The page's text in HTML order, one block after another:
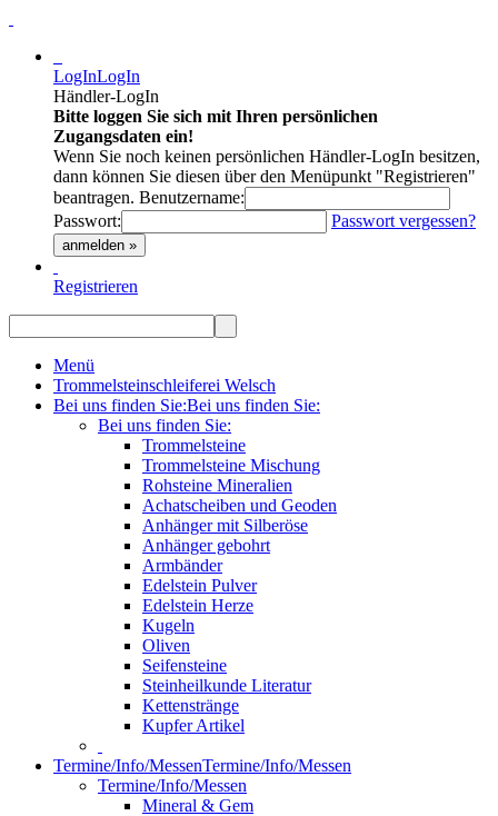
LogInLogIn
Händler-LogIn
Bitte loggen Sie sich mit Ihren persönlichen
Zugangsdaten ein!
Wenn Sie noch keinen persönlichen Händler-LogIn besitzen,
dann können Sie diesen über den Menüpunkt "Registrieren"
beantragen. Benutzername:
Passwort:
Passwort vergessen?
anmelden »
Registrieren
Menü
Trommelsteinschleiferei Welsch
Bei uns finden Sie:Bei uns finden Sie:
Bei uns finden Sie:
Trommelsteine
Trommelsteine Mischung
Rohsteine Mineralien
Achatscheiben und Geoden
Anhänger mit Silberöse
Anhänger gebohrt
Armbänder
Edelstein Pulver
Edelstein Herze
Kugeln
Oliven
Seifensteine
Steinheilkunde Literatur
Kettenstränge
Kupfer Artikel
Termine/Info/MessenTermine/Info/Messen
Termine/Info/Messen
Mineral & Gem